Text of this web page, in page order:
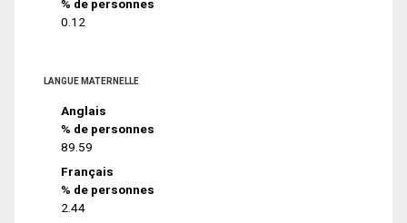
% de personnes
0.12
LANGUE MATERNELLE
Anglais
% de personnes
89.59
Français
% de personnes
2.44